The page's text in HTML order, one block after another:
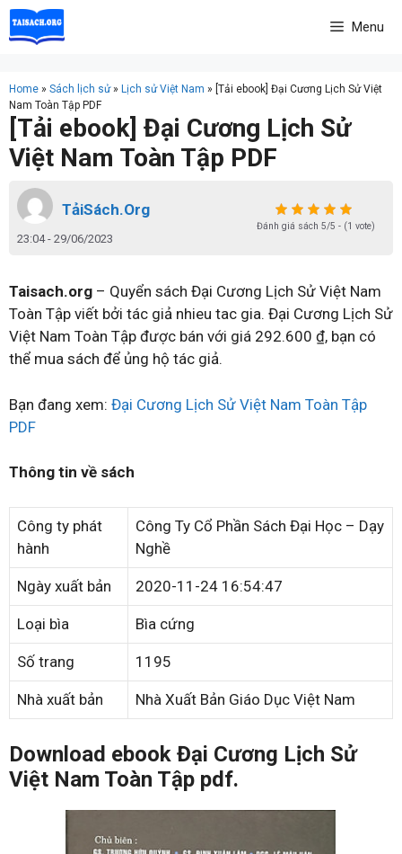
Skip
to
Menu
Home » Sách lịch sử» Lịch sử Việt Nam » [Tải ebook] Đại Cương Lịch Sử Việt
Nam Toàn Tập PDF
[Tải ebook] Đại Cương Lịch Sử
Việt Nam Toàn Tập PDF
TảiSách.Org
23:04 - 29/06/2023
Đánh giá sách 5/5 - (1 vote)
Taisach.org – Quyển sách Đại Cương Lịch Sử Việt Nam
Toàn Tập viết bởi tác giả nhieu tac gia. Đại Cương Lịch Sử
Việt Nam Toàn Tập được bán với giá 292.600 ₫, bạn có
thể mua sách để ủng hộ tác giả.
Bạn đang xem: Đại Cương Lịch Sử Việt Nam Toàn Tập
PDF
Thông tin về sách
Công ty phát
hành
Công Ty Cổ Phần Sách Đại Học – Dạy
Nghề
Ngày xuất bản 2020-11-24 16:54:47
Loại bìa Bìa cứng
Số trang 1195
Nhà xuất bản Nhà Xuất Bản Giáo Dục Việt Nam
Download ebook Đại Cương Lịch Sử
Việt Nam Toàn Tập pdf.